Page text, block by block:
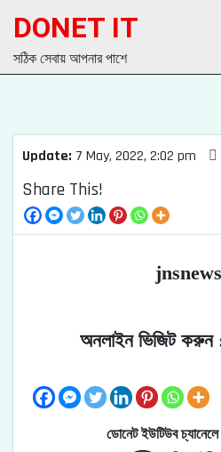
DONET IT
সঠিক সেবায় আপনার পাশে
Update: 7 May, 2022, 2:02 pm
Share This!
অনলাইন ভিজিট
ডোনেট ইউটিউব চ্যানেলে